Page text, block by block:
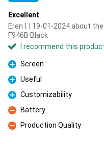
Excellent
Eren I. | 19-01-2024 about
F946B Black
I recommend this
Pro
Screen
Pro
Useful
Pro
Customizability
Con
Battery
Con
Production Quality